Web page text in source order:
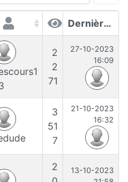
Dernières contributions
2
2
71
27-10-2023
16:09
3
51
7
21-10-2023
16:32
2
13-10-2023